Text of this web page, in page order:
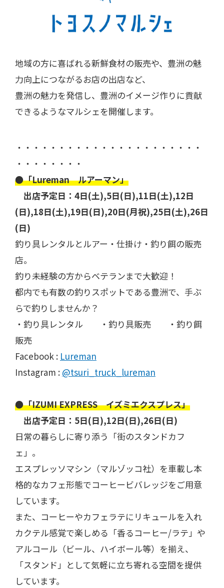
地域の方に喜ばれる新鮮食材の販売や、豊洲の魅
力向上につながるお店の出店など、
豊洲の魅力を発信し、豊洲のイメージ作りに貢献
できるようなマルシェを開催します。
・・・・・・・・・・・・・・・・・・・・・・
・・・・・・・・
●「Lureman ルアーマン」
出店予定日：4日(土),5日(日),11日(土),12日
(日),18日(土),19日(日),20日(月祝),25日(土),26日
(日)
釣り具レンタルとルアー・仕掛け・釣り餌の販売
店。
釣り未経験の方からベテランまで大歓迎！
都内でも有数の釣りスポットである豊洲で、手ぶ
らで釣りしませんか？
・釣り具レンタル ・釣り具販売 ・釣り餌
販売
Facebook : Lureman
Instagram : @tsuri_truck_lureman
●「IZUMI EXPRESS イズミエクスプレス」
​ 出店予定日：5日(日),12日(日),26日(日)
日常の暮らしに寄り添う「街のスタンドカフ
ェ」。
エスプレッソマシン（マルゾッコ社）を車載し本
格的なカフェ形態でコーヒービバレッジをご用意
しています。
また、コーヒーやカフェラテにリキュールを入れ
カクテル感覚で楽しめる「香るコーヒー/ラテ」や
アルコール（ビール、ハイボール等）を揃え、
「スタンド」として気軽に立ち寄れる空間を提供
しています。